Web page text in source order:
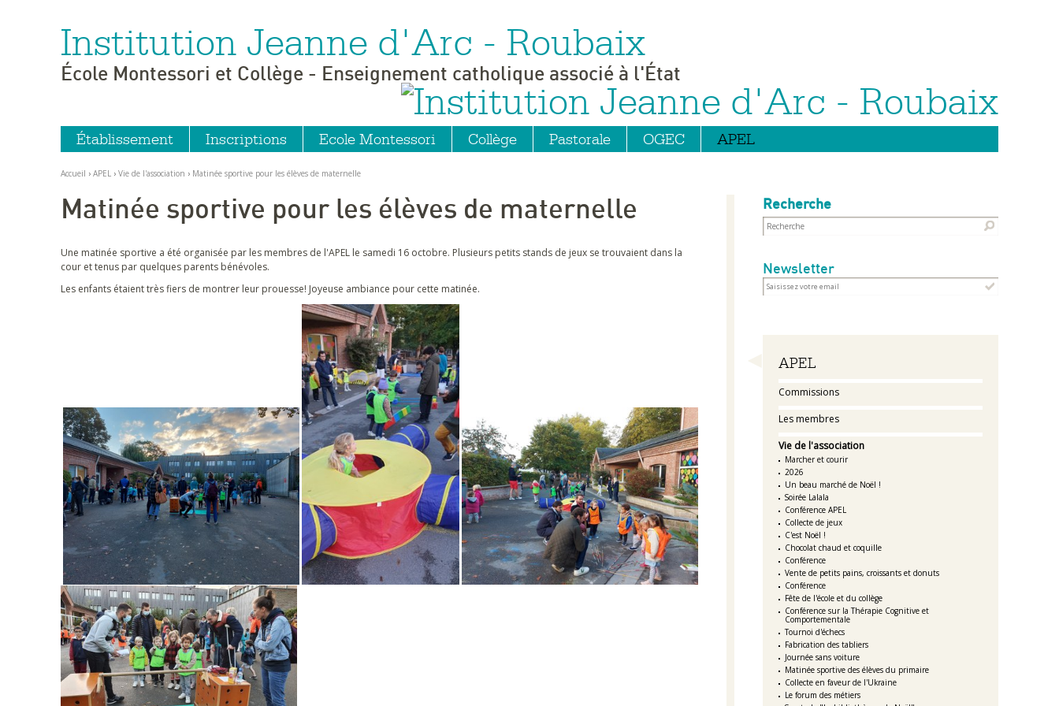
Aller
Aller
à
Outils
personnels
Institution Jeanne d'Arc - Roubaix
École Montessori et Collège - Enseignement catholique associé à l'État
Établissement Inscriptions Ecole Montessori Collège Pastorale OGEC APEL
Accueil › APEL › Vie de l'association › Matinée sportive pour les élèves de maternelle
Recherche
Newsletter
Navigation
APEL
Commissions
Les membres
Vie de l'association
Marcher et courir
2026
Un beau marché de Noël !
Soirée Lalala
Conférence APEL
Collecte de jeux
C'est Noël !
Chocolat chaud et coquille
Conférence
Vente de petits pains, croissants et donuts
Conférence
Fête de l'école et du collège
Conférence sur la Thérapie Cognitive et
Comportementale
Tournoi d'échecs
Fabrication des tabliers
Journée sans voiture
Matinée sportive des élèves du primaire
Collecte en faveur de l'Ukraine
Le forum des métiers
Matinée sportive pour les élèves de maternelle
Une matinée sportive a été organisée par les membres de l'APEL le samedi 16 octobre. Plusieurs petits stands de jeux se trouvaient dans la
cour et tenus par quelques parents bénévoles.
Les enfants étaient très fiers de montrer leur prouesse! Joyeuse ambiance pour cette matinée.